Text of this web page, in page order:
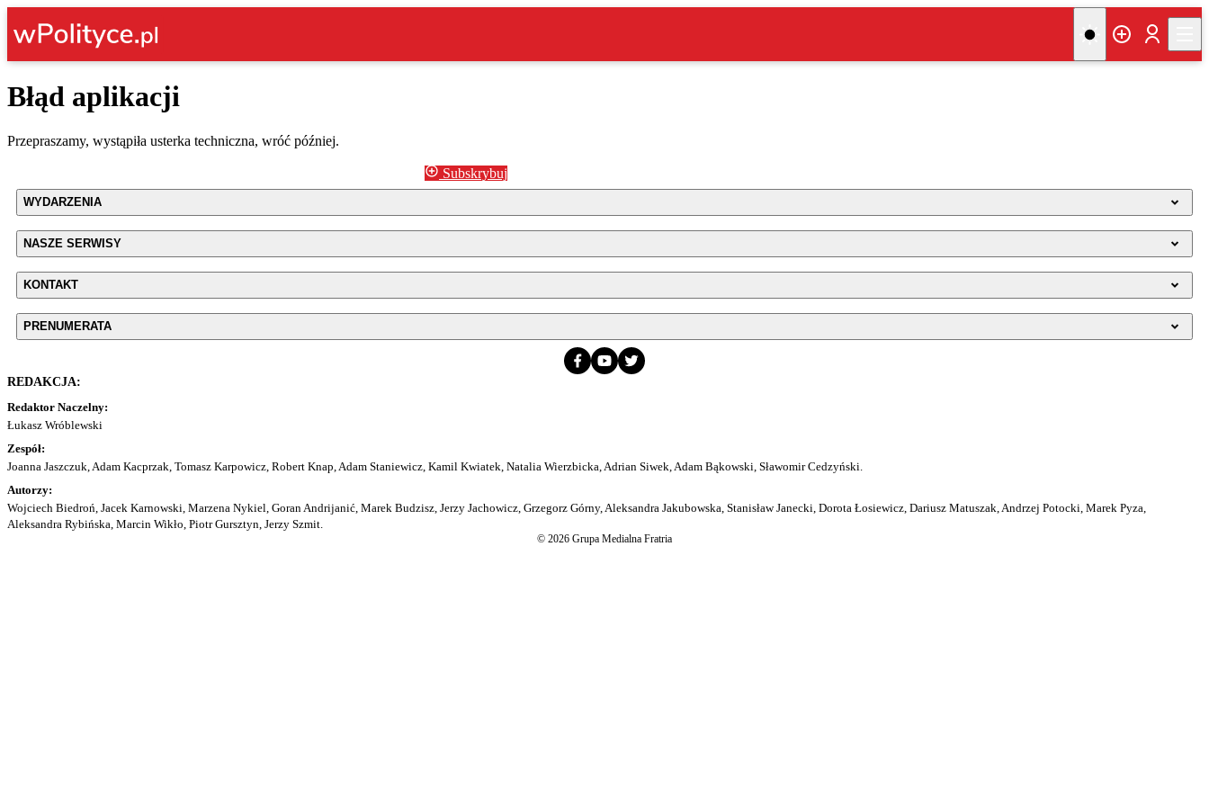
Błąd aplikacji
Przepraszamy, wystąpiła usterka techniczna, wróć później.
Subskrybuj
WYDARZENIA
NASZE SERWISY
KONTAKT
PRENUMERATA
REDAKCJA:
Redaktor Naczelny:
Łukasz Wróblewski
Zespół:
Joanna Jaszczuk, Adam Kacprzak, Tomasz Karpowicz, Robert Knap, Adam Staniewicz, Kamil Kwiatek, Natalia Wierzbicka, Adrian Siwek, Adam Bąkowski, Sławomir Cedzyński.
Autorzy:
Wojciech Biedroń, Jacek Karnowski, Marzena Nykiel, Goran Andrijanić, Marek Budzisz, Jerzy Jachowicz, Grzegorz Górny, Aleksandra Jakubowska, Stanisław Janecki, Dorota Łosiewicz, Dariusz Matuszak, Andrzej Potocki, Marek Pyza,
Aleksandra Rybińska, Marcin Wikło, Piotr Gursztyn, Jerzy Szmit.
© 2026 Grupa Medialna Fratria